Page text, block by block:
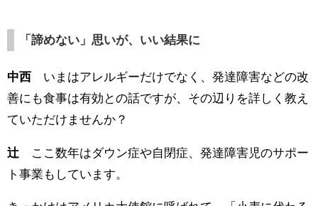
「諦めない」思いが、いい結果に
中西 いまはアレルギーだけでなく、発達障害などの改
善にも食事は有効との話ですが、その辺りを詳しく教え
ていただけませんか？
辻 ここ数年はダウン症や自閉症、発達障害児のサポー
ト事業もしています。